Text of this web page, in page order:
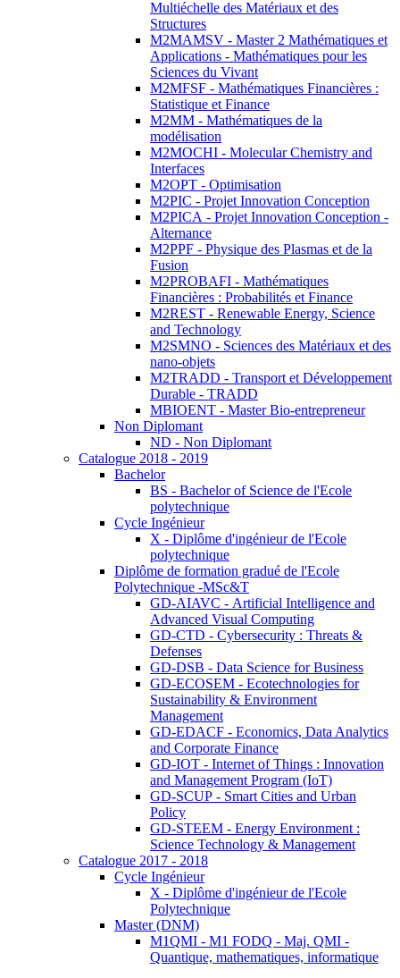
Multiéchelle des Matériaux et des
Structures
M2MAMSV - Master 2 Mathématiques et
Applications - Mathématiques pour les
Sciences du Vivant
M2MFSF - Mathématiques Financières :
Statistique et Finance
M2MM - Mathématiques de la
modélisation
M2MOCHI - Molecular Chemistry and
Interfaces
M2OPT - Optimisation
M2PIC - Projet Innovation Conception
M2PICA - Projet Innovation Conception -
Alternance
M2PPF - Physique des Plasmas et de la
Fusion
M2PROBAFI - Mathématiques
Financières : Probabilités et Finance
M2REST - Renewable Energy, Science
and Technology
M2SMNO - Sciences des Matériaux et des
nano-objets
M2TRADD - Transport et Développement
Durable - TRADD
MBIOENT - Master Bio-entrepreneur
Non Diplomant
ND - Non Diplomant
Catalogue 2018 - 2019
Bachelor
BS - Bachelor of Science de l'Ecole
polytechnique
Cycle Ingénieur
X - Diplôme d'ingénieur de l'Ecole
polytechnique
Diplôme de formation gradué de l'Ecole
Polytechnique -MSc&T
GD-AIAVC - Artificial Intelligence and
Advanced Visual Computing
GD-CTD - Cybersecurity : Threats &
Defenses
GD-DSB - Data Science for Business
GD-ECOSEM - Ecotechnologies for
Sustainability & Environment
Management
GD-EDACF - Economics, Data Analytics
and Corporate Finance
GD-IOT - Internet of Things : Innovation
and Management Program (IoT)
GD-SCUP - Smart Cities and Urban
Policy
GD-STEEM - Energy Environment :
Science Technology & Management
Catalogue 2017 - 2018
Cycle Ingénieur
X - Diplôme d'ingénieur de l'Ecole
Polytechnique
Master (DNM)
M1QMI - M1 FODQ - Maj. QMI -
Quantique, mathematiques, informatique